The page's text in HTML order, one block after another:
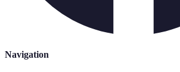
Navigation